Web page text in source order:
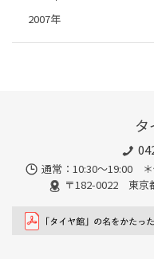
2007年
タ
通常：10:30～19:00 ＊
〒182-0022 東京